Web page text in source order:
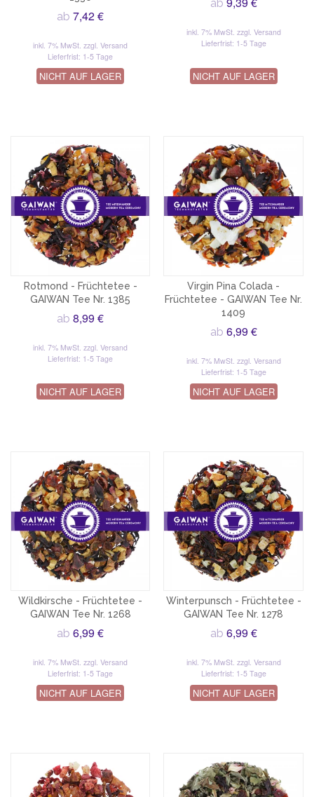
ab7,42 €
inkl. 7% MwSt.zzgl. Versand
Lieferfrist: 1-5 Tage
NICHT AUF LAGER
ab
inkl. 7% MwSt. zzgl. Versand
Lieferfrist: 1-5 Tage
NICHT AUF LAGER
Rotmond - Früchtetee -
GAIWAN Tee Nr. 1385
ab8,99 €
inkl. 7% MwSt.zzgl. Versand
Lieferfrist: 1-5 Tage
NICHT AUF LAGER
Virgin Pina Colada -
Früchtetee - GAIWAN Tee Nr.
1409
ab 6,99 €
inkl. 7% MwSt. zzgl. Versand
Lieferfrist: 1-5 Tage
NICHT AUF LAGER
Wildkirsche - Früchtetee -
GAIWAN Tee Nr. 1268
ab6,99 €
inkl. 7% MwSt.zzgl. Versand
Lieferfrist: 1-5 Tage
NICHT AUF LAGER
Winterpunsch - Früchtetee -
GAIWAN Tee Nr. 1278
ab 6,99 €
inkl. 7% MwSt. zzgl. Versand
Lieferfrist: 1-5 Tage
NICHT AUF LAGER